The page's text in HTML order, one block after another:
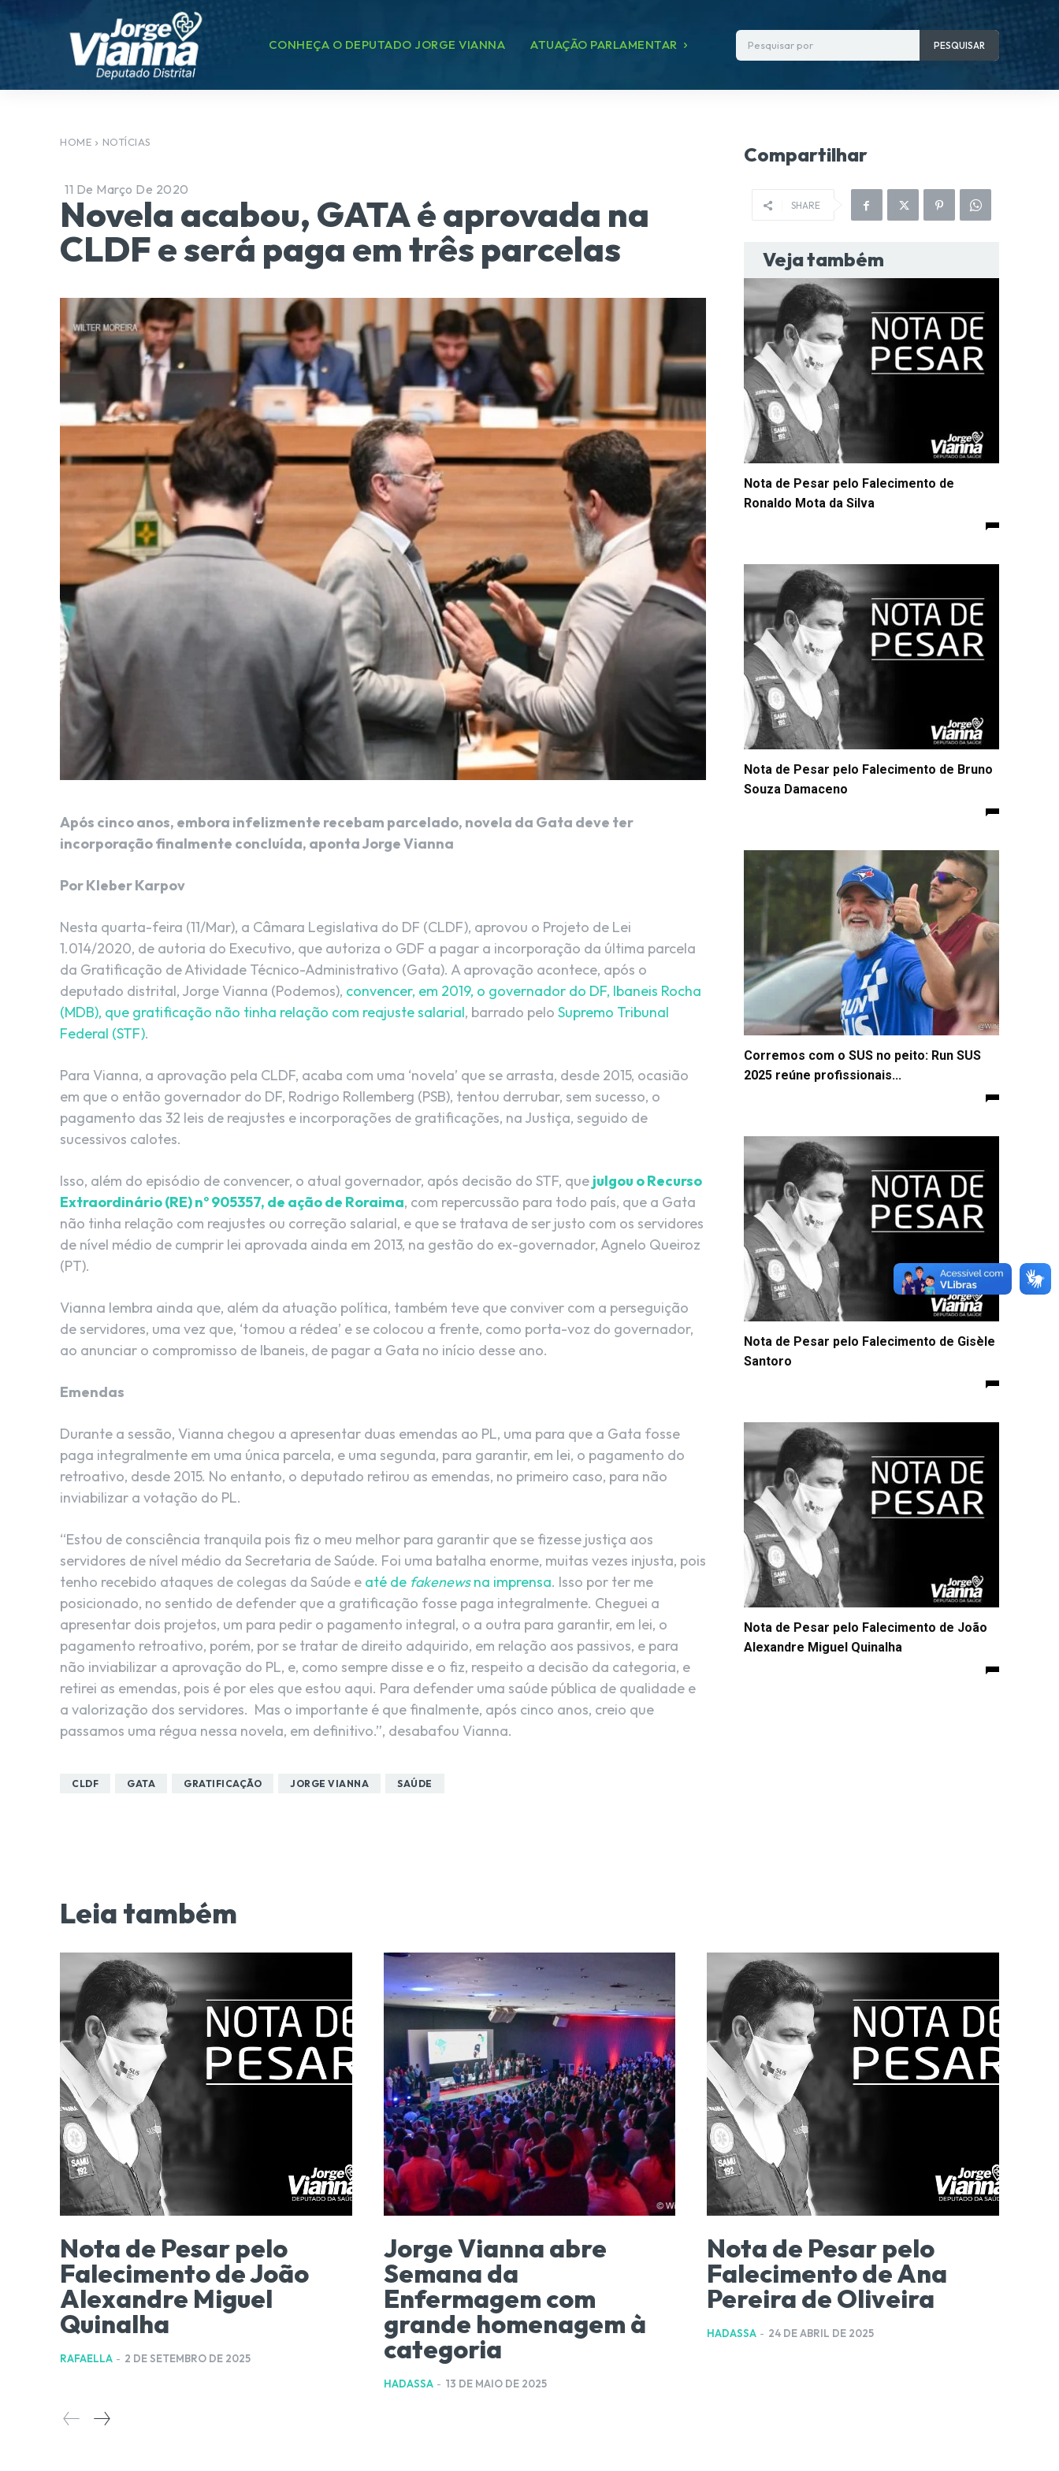
CONHEÇA O DEPUTADO JORGE VIANNA ATUAÇÃO PARLAMENTAR Pesquisar por PESQUISAR
HOME NOTÍCIAS
11 De Março De 2020
Novela acabou, GATA é aprovada na
CLDF e será paga em três parcelas
Após cinco anos, embora infelizmente recebam parcelado, novela da Gata deve ter
incorporação finalmente concluída, aponta Jorge Vianna
Por Kleber Karpov
Nesta quarta-feira (11/Mar), a Câmara Legislativa do DF (CLDF), aprovou o Projeto de Lei
1.014/2020, de autoria do Executivo, que autoriza o GDF a pagar a incorporação da última parcela
da Gratificação de Atividade Técnico-Administrativo (Gata). A aprovação acontece, após o
deputado distrital, Jorge Vianna (Podemos), convencer, em 2019, o governador do DF, Ibaneis Rocha
(MDB), que gratificação não tinha relação com reajuste salarial, barrado pelo Supremo Tribunal
Federal (STF).
Para Vianna, a aprovação pela CLDF, acaba com uma ‘novela’ que se arrasta, desde 2015, ocasião
em que o então governador do DF, Rodrigo Rollemberg (PSB), tentou derrubar, sem sucesso, o
pagamento das 32 leis de reajustes e incorporações de gratificações, na Justiça, seguido de
sucessivos calotes.
Isso, além do episódio de convencer, o atual governador, após decisão do STF, que julgou o Recurso
Extraordinário (RE) nº 905357, de ação de Roraima, com repercussão para todo país, que a Gata
não tinha relação com reajustes ou correção salarial, e que se tratava de ser justo com os servidores
de nível médio de cumprir lei aprovada ainda em 2013, na gestão do ex-governador, Agnelo Queiroz
(PT).
Vianna lembra ainda que, além da atuação política, também teve que conviver com a perseguição
de servidores, uma vez que, ‘tomou a rédea’ e se colocou a frente, como porta-voz do governador,
ao anunciar o compromisso de Ibaneis, de pagar a Gata no início desse ano.
Emendas
Durante a sessão, Vianna chegou a apresentar duas emendas ao PL, uma para que a Gata fosse
paga integralmente em uma única parcela, e uma segunda, para garantir, em lei, o pagamento do
retroativo, desde 2015. No entanto, o deputado retirou as emendas, no primeiro caso, para não
inviabilizar a votação do PL.
“Estou de consciência tranquila pois fiz o meu melhor para garantir que se fizesse justiça aos
servidores de nível médio da Secretaria de Saúde. Foi uma batalha enorme, muitas vezes injusta, pois
tenho recebido ataques de colegas da Saúde e até de fakenewsna imprensa. Isso por ter me
posicionado, no sentido de defender que a gratificação fosse paga integralmente. Cheguei a
apresentar dois projetos, um para pedir o pagamento integral, o a outra para garantir, em lei, o
pagamento retroativo, porém, por se tratar de direito adquirido, em relação aos passivos, e para
não inviabilizar a aprovação do PL, e, como sempre disse e o fiz, respeito a decisão da categoria, e
retirei as emendas, pois é por eles que estou aqui. Para defender uma saúde pública de qualidade e
a valorização dos servidores. Mas o importante é que finalmente, após cinco anos, creio que
passamos uma régua nessa novela, em definitivo.”, desabafou Vianna.
CLDF GATA GRATIFICAÇÃO JORGE VIANNA SAÚDE
Compartilhar
SHARE
Veja também
Nota de Pesar pelo Falecimento de
Ronaldo Mota da Silva
Nota de Pesar pelo Falecimento de Bruno
Souza Damaceno
Corremos com o SUS no peito: Run SUS
2025 reúne profissionais...
Nota de Pesar pelo Falecimento de Gisèle
Santoro
Nota de Pesar pelo Falecimento de João
Alexandre Miguel Quinalha
Leia também
Nota de Pesar pelo
Falecimento de João
Alexandre Miguel
Quinalha
RAFAELLA - 2 DE SETEMBRO DE 2025
Jorge Vianna abre
Semana da
Enfermagem com
grande homenagem à
categoria
HADASSA - 13 DE MAIO DE 2025
Nota de Pesar pelo
Falecimento de Ana
Pereira de Oliveira
HADASSA - 24 DE ABRIL DE 2025